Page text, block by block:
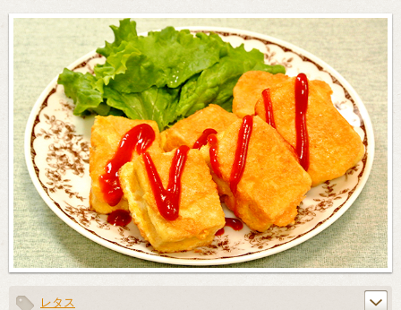
レタス